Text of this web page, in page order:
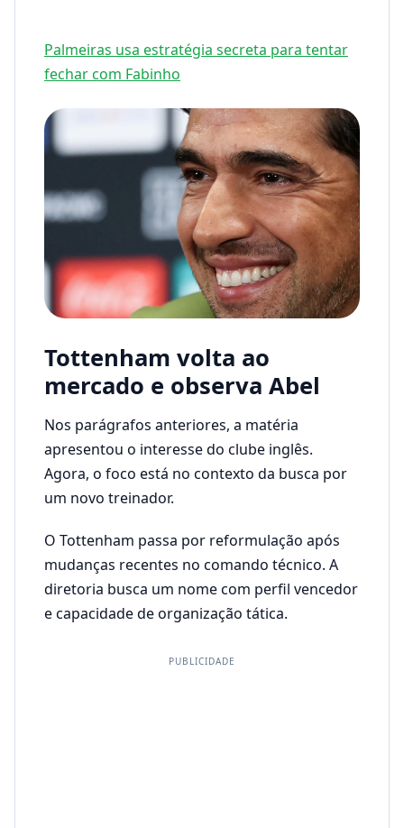
Palmeiras usa estratégia secreta para tentar
fechar com Fabinho
Tottenham volta ao
mercado e observa Abel
Nos parágrafos anteriores, a matéria
apresentou o interesse do clube inglês.
Agora, o foco está no contexto da busca por
um novo treinador.
O Tottenham passa por reformulação após
mudanças recentes no comando técnico. A
diretoria busca um nome com perfil vencedor
e capacidade de organização tática.
PUBLICIDADE